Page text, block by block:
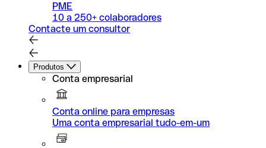
PME
10 a 250+ colaboradores
Contacte um consultor
Produtos
Conta empresarial
Conta online para empresas
Uma conta empresarial tudo-em-um